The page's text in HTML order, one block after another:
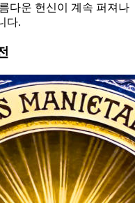
다운 헌신이 계속 퍼져나
다.